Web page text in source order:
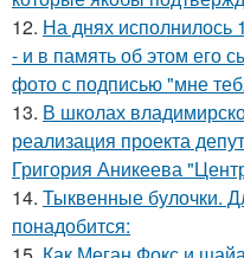
12. На днях исполнилось
- и в память об этом его
фото с подписью "мне
13. В школах
реализация проекта
Григория Аникеева
14. Тыквенные булочки.
понадобится: